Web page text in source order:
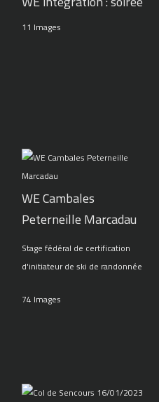
11 Images
WE Cambales
Peterneille Marcadau
Stage fédéral de certification
d'initiateur de ski de randonnée
74 Images